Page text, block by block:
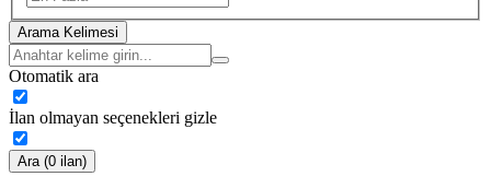
Arama Kelimesi
Otomatik ara
İlan olmayan seçenekleri gizle
Ara (0 ilan)